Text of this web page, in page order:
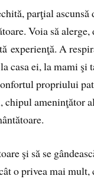
parţial
Voia să alerge,
experienţă. A
casa ei, la mami
propriului
chipul ameninţător
şi să se
o privea mai mult,